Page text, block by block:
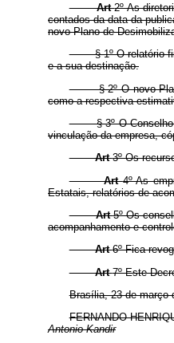
Art2º As
contados da data da
novo Plano de
§ 1º O relatório
e a sua destinação.
§ 2º O novo Plano
como a respectiva
§ 3º O Conselho de
vinculação da empresa,
Art3º Os
Art4º As
Estatais, relatórios de
Art5º Os
acompanhamento e
Art6º Fica
Art7º Este
Brasília, 23 de março
FERNANDO
Antonio Kandir